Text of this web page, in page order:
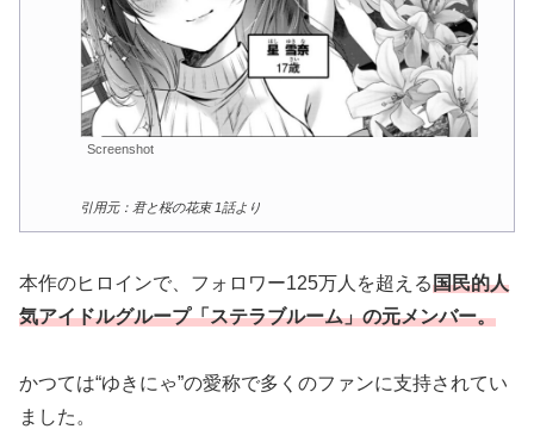
Screenshot
引用元：君と桜の花束 1話より
本作のヒロインで、フォロワー125万人を超える国民的人
気アイドルグループ「ステラブルーム」の元メンバー。
かつては“ゆきにゃ”の愛称で多くのファンに支持されてい
ました。